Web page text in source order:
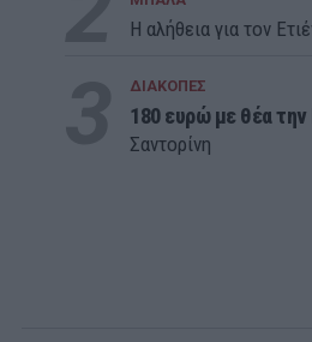
Η αλήθεια για τον
ΔΙΑΚΟΠΕΣ
180 ευρώ με θέα την
Σαντορίνη